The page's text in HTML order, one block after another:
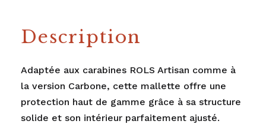
Description
Adaptée aux carabines ROLS Artisan comme à
la version Carbone, cette mallette offre une
protection haut de gamme grâce à sa structure
solide et son intérieur parfaitement ajusté.